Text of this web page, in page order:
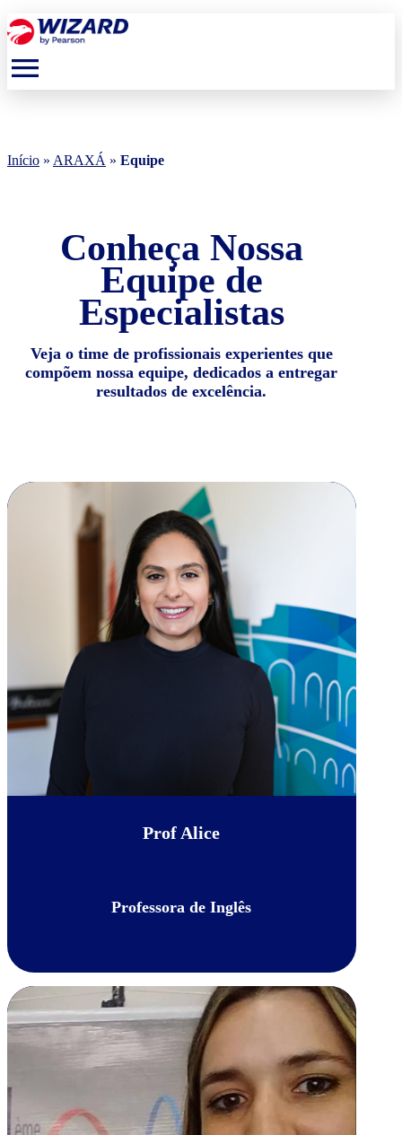
menu
Início » ARAXÁ » Equipe
Conheça Nossa
Equipe de
Especialistas
Veja o time de profissionais experientes que
compõem nossa equipe, dedicados a entregar
resultados de excelência.
Prof Alice
Professora de Inglês